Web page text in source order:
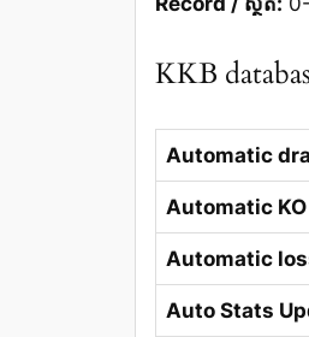
KKB
Automatic
Automatic KO
Automatic
Auto Stats